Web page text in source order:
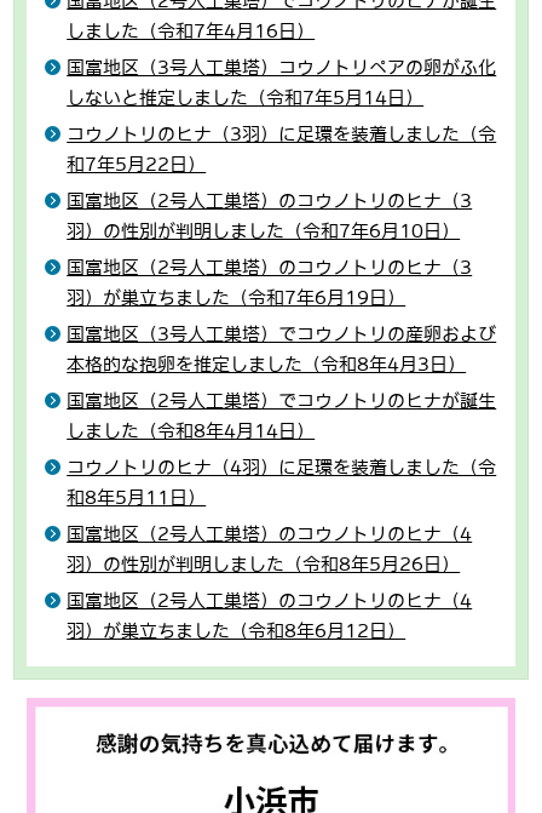
しました（令和7年4月16日）
国富地区（3号人工巣塔）コウノトリペアの卵がふ化
しないと推定しました（令和7年5月14日）
コウノトリのヒナ（3羽）に足環を装着しました（令
和7年5月22日）
国富地区（2号人工巣塔）のコウノトリのヒナ（3
羽）の性別が判明しました（令和7年6月10日）
国富地区（2号人工巣塔）のコウノトリのヒナ（3
羽）が巣立ちました（令和7年6月19日）
国富地区（3号人工巣塔）でコウノトリの産卵および
本格的な抱卵を推定しました（令和8年4月3日）
国富地区（2号人工巣塔）でコウノトリのヒナが誕生
しました（令和8年4月14日）
コウノトリのヒナ（4羽）に足環を装着しました（令
和8年5月11日）
国富地区（2号人工巣塔）のコウノトリのヒナ（4
羽）の性別が判明しました（令和8年5月26日）
国富地区（2号人工巣塔）のコウノトリのヒナ（4
羽）が巣立ちました（令和8年6月12日）